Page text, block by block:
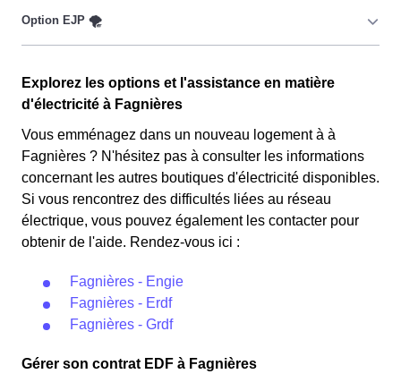
pour les consommateurs Fagnièrots couverts par la
permettant ainsi de réduire sa facture d'électricité en
faisant attention à sa consommation en à Fagnières. Ce
d'électricité en France et est accessible aux Fagnièrots
éligibles. 💡🏠
uniquement les clients Fagnièrots qui l'avaient choisie
avant 1998. Elle implique deux tarifs : pendant 22 jours,
le prix de l'électricité est multiplié par quatre, tandis que
les autres jours de l'année, le prix est réduit de 20% par
rapport au tarif normal en à Fagnières. ⚡💸
Explorez les options et l'assistance en matière
d'électricité à Fagnières
Vous emménagez dans un nouveau logement à à
Fagnières ? N'hésitez pas à consulter les informations
concernant les autres boutiques d'électricité disponibles.
Si vous rencontrez des difficultés liées au réseau
électrique, vous pouvez également les contacter pour
obtenir de l'aide. Rendez-vous ici :
Fagnières - Engie
Fagnières - Erdf
Fagnières - Grdf
Gérer son contrat EDF à Fagnières